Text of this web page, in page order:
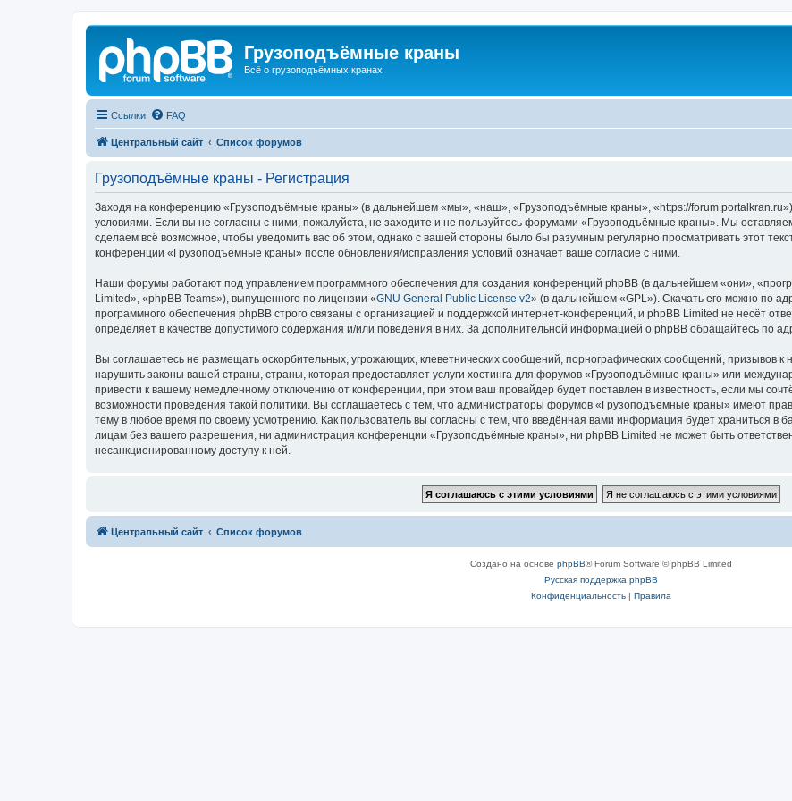
Грузоподъёмные краны
Всё о грузоподъёмных кранах
Ссылки FAQ
Центральный сайт Список форумов
Грузоподъёмные краны - Регистрация
Заходя на конференцию «Грузоподъёмные краны» (в дальнейшем «мы», «наш», «Грузоподъёмные краны», «https://
условиями. Если вы не согласны с ними, пожалуйста, не заходите и не пользуйтесь форумами «Грузоподъёмные краны». Мы
сделаем всё возможное, чтобы уведомить вас об этом, однако с вашей стороны было бы разумным регулярно просматривать этот
конференции «Грузоподъёмные краны» после обновления/исправления условий означает ваше согласие с ними.
Наши форумы работают под управлением программного обеспечения для создания конференций phpBB (в дальнейшем «они»,
Limited», «phpBB Teams»), выпущенного по лицензии «GNU General Public License v2» (в дальнейшем «GPL»). Скачать его можно по
программного обеспечения phpBB строго связаны с организацией и поддержкой интернет-конференций, и phpBB Limited не несёт
определяет в качестве допустимого содержания и/или поведения в них. За дополнительной информацией о phpBB обращайтесь по
Вы соглашаетесь не размещать оскорбительных, угрожающих, клеветнических сообщений, порнографических сообщений, призывов
нарушить законы вашей страны, страны, которая предоставляет услуги хостинга для форумов «Грузоподъёмные краны» или
привести к вашему немедленному отключению от конференции, при этом ваш провайдер будет поставлен в известность, если мы
возможности проведения такой политики. Вы соглашаетесь с тем, что администраторы форумов «Грузоподъёмные краны» имеют
тему в любое время по своему усмотрению. Как пользователь вы согласны с тем, что введённая вами информация будет храниться в
лицам без вашего разрешения, ни администрация конференции «Грузоподъёмные краны», ни phpBB Limited не может быть
несанкционированному доступу к ней.
Центральный сайт Список форумов
Создано на основе phpBB® Forum Software © phpBB Limited
Русская поддержка phpBB
Конфиденциальность| Правила